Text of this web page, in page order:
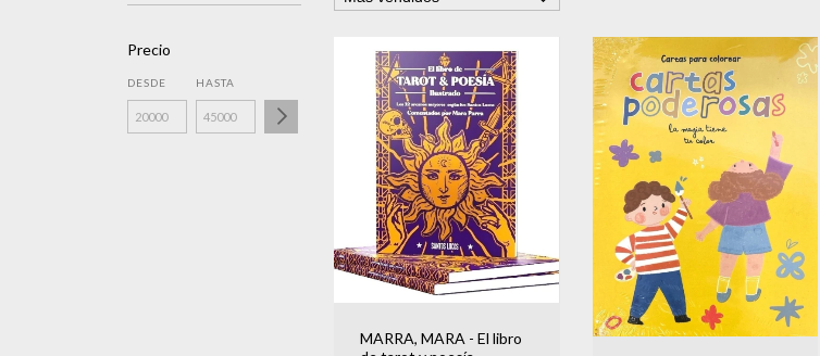
Precio
DESDE HASTA
MARRA, MARA - El libro